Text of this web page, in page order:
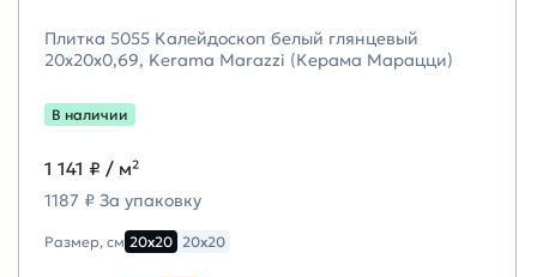
Плитка 5055 Калейдоскоп белый глянцевый
20x20x0,69, Kerama Marazzi (Керама Марацци)
В наличии
1 141 ₽ / м²
1187 ₽ За упаковку
Размер, см 20х20 20х20